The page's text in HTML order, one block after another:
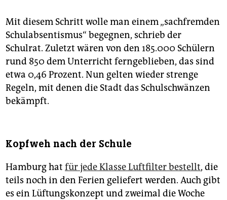
Mit diesem Schritt wolle man einem „sachfremden
Schulabsentismus“ begegnen, schrieb der
Schulrat. Zuletzt wären von den 185.000 Schülern
rund 850 dem Unterricht ferngeblieben, das sind
etwa 0,46 Prozent. Nun gelten wieder strenge
Regeln, mit denen die Stadt das Schulschwänzen
bekämpft.
Kopfweh nach der Schule
Hamburg hat für jede Klasse Luftfilter bestellt, die
teils noch in den Ferien geliefert werden. Auch gibt
es ein Lüftungskonzept und zweimal die Woche